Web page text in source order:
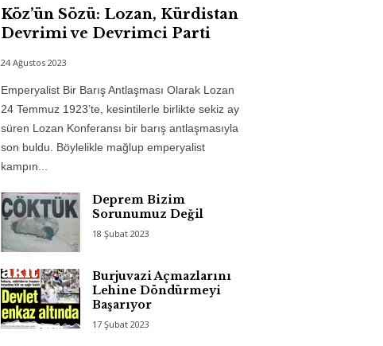
Köz’ün Sözü: Lozan, Kürdistan
Devrimi ve Devrimci Parti
24 Ağustos 2023
Emperyalist Bir Barış Antlaşması Olarak Lozan
24 Temmuz 1923’te, kesintilerle birlikte sekiz ay
süren Lozan Konferansı bir barış antlaşmasıyla
son buldu. Böylelikle mağlup emperyalist
kampın...
Deprem Bizim
Sorunumuz Değil
18 Şubat 2023
Burjuvazi Açmazlarını
Lehine Döndürmeyi
Başarıyor
17 Şubat 2023